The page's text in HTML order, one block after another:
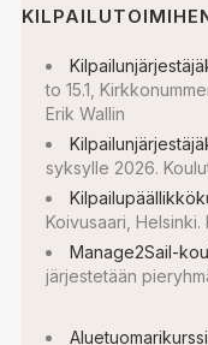
to 15.1,
Erik Wallin
syksylle 2026.
Koivusaari, Helsinki.
Manage2Sail-
järjestetään
Aluetuomarikurssi